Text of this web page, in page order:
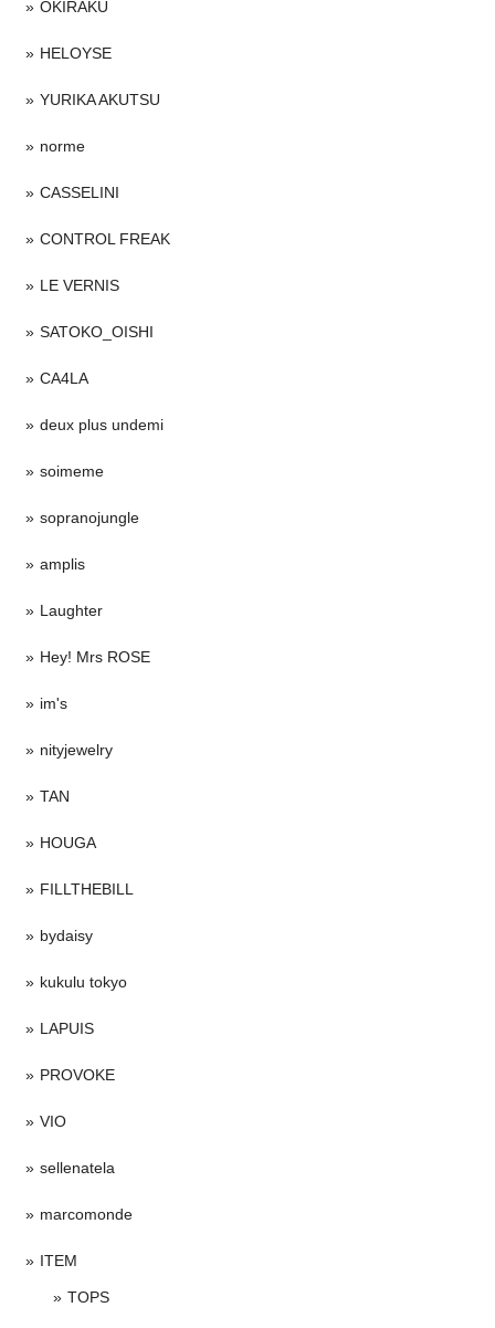
OKIRAKU
HELOYSE
YURIKA AKUTSU
norme
CASSELINI
CONTROL FREAK
LE VERNIS
SATOKO_OISHI
CA4LA
deux plus undemi
soimeme
sopranojungle
amplis
Laughter
Hey! Mrs ROSE
im's
nityjewelry
TAN
HOUGA
FILLTHEBILL
bydaisy
kukulu tokyo
LAPUIS
PROVOKE
VIO
sellenatela
marcomonde
ITEM
TOPS